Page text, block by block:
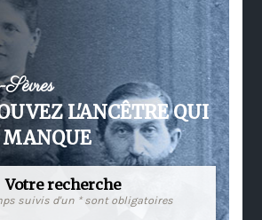
L'ANCÊTRE QUI
MANQUE
Votre recherche
suivis d'un * sont obligatoires